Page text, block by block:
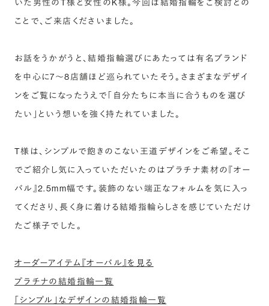
いた男性のT様と女性のK様。今回は結婚指輪をご検討との
ことで、ご来店くださいました。
お話をうかがうと、結婚指輪選びにあたっては有名ブランド
を中心に7〜8店舗ほど巡られていたそう。さまざまなデザイ
ンをご覧になったうえで「自分たちに本当に合うものを選び
たい」という想いを強く持たれていました。
T様は、シンプルで飽きのこない王道デザインをご希望。そこ
でご紹介し気に入っていただいたのはプラチナ素材の『オー
バル』2.5mm幅です。装飾のない端正なフォルムを気に入っ
てくださり、長く身に着ける結婚指輪らしさを感じていただけ
たご様子でした。
オーダーアイテム『オーバル』を見る
プラチナの結婚指輪一覧
「シンプル」なデザインの結婚指輪一覧